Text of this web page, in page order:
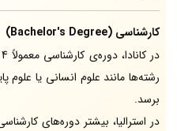
کارشناسی (Bachelor's Degree)
برسد.